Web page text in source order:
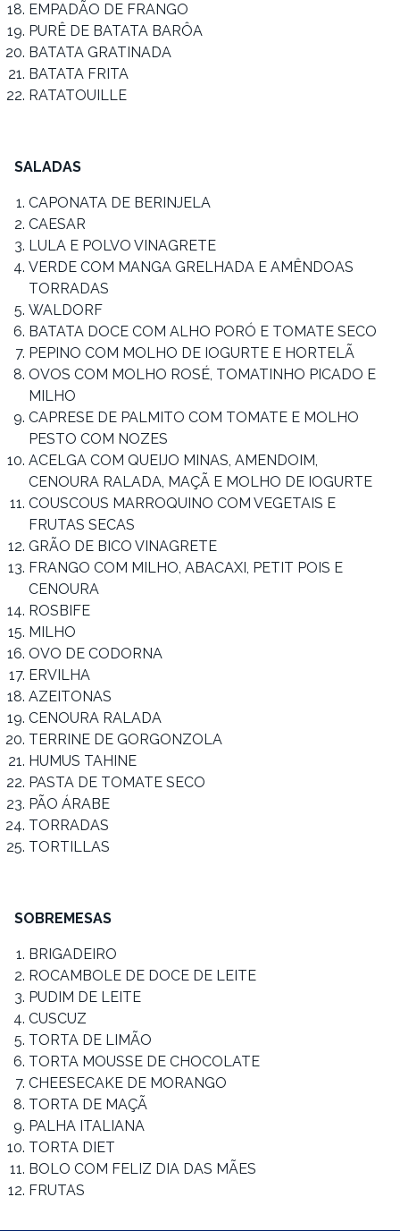
EMPADÃO DE FRANGO
PURÊ DE BATATA BARÔA
BATATA GRATINADA
BATATA FRITA
RATATOUILLE
SALADAS
CAPONATA DE BERINJELA
CAESAR
LULA E POLVO VINAGRETE
VERDE COM MANGA GRELHADA E AMÊNDOAS
TORRADAS
WALDORF
BATATA DOCE COM ALHO PORÓ E TOMATE SECO
PEPINO COM MOLHO DE IOGURTE E HORTELÃ
OVOS COM MOLHO ROSÉ, TOMATINHO PICADO E
MILHO
CAPRESE DE PALMITO COM TOMATE E MOLHO
PESTO COM NOZES
ACELGA COM QUEIJO MINAS, AMENDOIM,
CENOURA RALADA, MAÇÃ E MOLHO DE IOGURTE
COUSCOUS MARROQUINO COM VEGETAIS E
FRUTAS SECAS
GRÃO DE BICO VINAGRETE
FRANGO COM MILHO, ABACAXI, PETIT POIS E
CENOURA
ROSBIFE
MILHO
OVO DE CODORNA
ERVILHA
AZEITONAS
CENOURA RALADA
TERRINE DE GORGONZOLA
HUMUS TAHINE
PASTA DE TOMATE SECO
PÃO ÁRABE
TORRADAS
TORTILLAS
SOBREMESAS
BRIGADEIRO
ROCAMBOLE DE DOCE DE LEITE
PUDIM DE LEITE
CUSCUZ
TORTA DE LIMÃO
TORTA MOUSSE DE CHOCOLATE
CHEESECAKE DE MORANGO
TORTA DE MAÇÃ
PALHA ITALIANA
TORTA DIET
BOLO COM FELIZ DIA DAS MÃES
FRUTAS